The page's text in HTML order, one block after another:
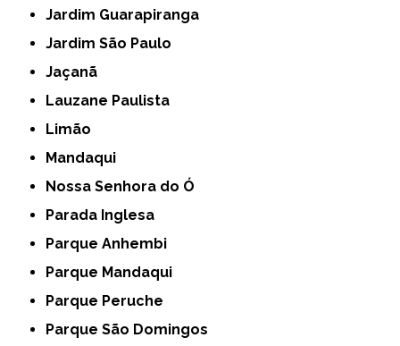
Jardim Guarapiranga
Jardim São Paulo
Jaçanã
Lauzane Paulista
Limão
Mandaqui
Nossa Senhora do Ó
Parada Inglesa
Parque Anhembi
Parque Mandaqui
Parque Peruche
Parque São Domingos